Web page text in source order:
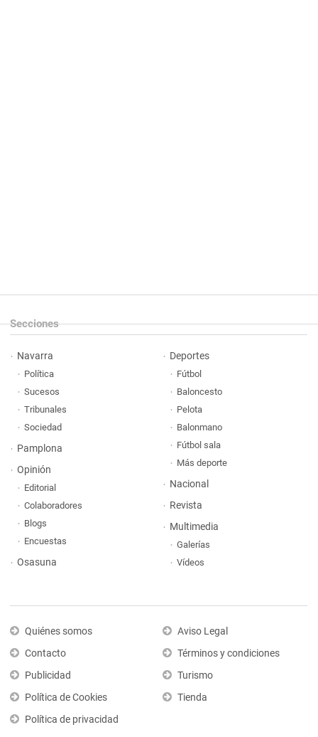
Secciones
Navarra
Política
Sucesos
Tribunales
Sociedad
Pamplona
Opinión
Editorial
Colaboradores
Blogs
Encuestas
Osasuna
Deportes
Fútbol
Baloncesto
Pelota
Balonmano
Fútbol sala
Más deporte
Nacional
Revista
Multimedia
Galerías
Vídeos
Quiénes somos
Contacto
Publicidad
Política de Cookies
Política de privacidad
Aviso Legal
Términos y condiciones
Turismo
Tienda